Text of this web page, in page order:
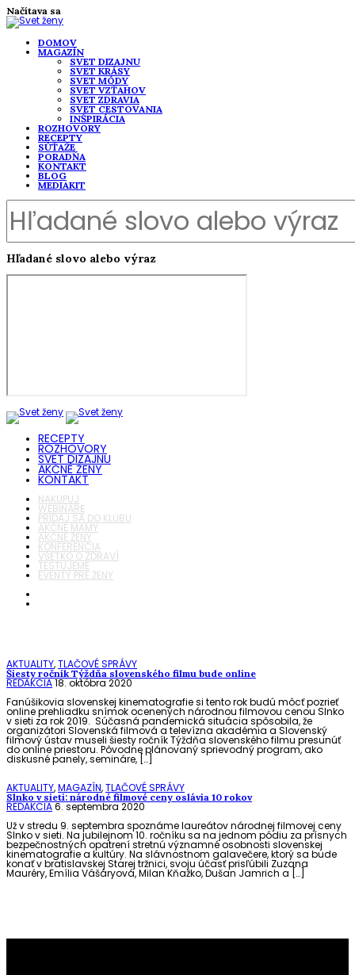
Načítava sa
DOMOV
MAGAZÍN
SVET DIZAJNU
SVET KRÁSY
SVET MÓDY
SVET VZŤAHOV
SVET ZDRAVIA
SVET CESTOVANIA
INŠPIRÁCIA
ROZHOVORY
RECEPTY
SÚŤAŽE
PORADŇA
KONTAKT
BLOG
MEDIAKIT
Hľadané slovo alebo výraz
RECEPTY
ROZHOVORY
SVET DIZAJNU
AKČNÉ ŽENY
KONTAKT
NAKUPUJ
WEBINÁRE
PRIDAJ SA DO KLUBU
AKČNÉ MAMY
AKČNÉ ŽENY
KONFERENCIA
VŠETKO O ZDRAVÍ
TESTUJEME
EVENTY PRE ŽENY
AKTUALITY,TLAČOVÉ SPRÁVY
Šiesty ročník Týždňa slovenského filmu bude online
REDAKCIA18. októbra 2020
Fanúšikovia slovenskej kinematografie si tento rok budú môcť pozrieť
online prehliadku snímok ocenených národnou filmovou cenou Slnko
v sieti za rok 2019. Súčasná pandemická situácia spôsobila, že
organizátori Slovenská filmová a televízna akadémia a Slovenský
filmový ústav museli šiesty ročník Týždňa slovenského filmu presunúť
do online priestoru. Pôvodne plánovaný sprievodný program, ako
diskusné panely, semináre, […]
AKTUALITY,MAGAZÍN,TLAČOVÉ SPRÁVY
Slnko v sieti: národné filmové ceny oslávia 10 rokov
REDAKCIA6. septembra 2020
Už v stredu 9. septembra spoznáme laureátov národnej filmovej ceny
Slnko v sieti. Na jubilejnom 10. ročníku sa na jednom pódiu za prísnych
bezpečnostných opatrení stretnú významné osobnosti slovenskej
kinematografie a kultúry. Na slávnostnom galavečere, ktorý sa bude
konať v bratislavskej Starej tržnici, svoju účasť prisľúbili Zuzana
Mauréry, Emília Vášáryová, Milan Kňažko, Dušan Jamrich a […]